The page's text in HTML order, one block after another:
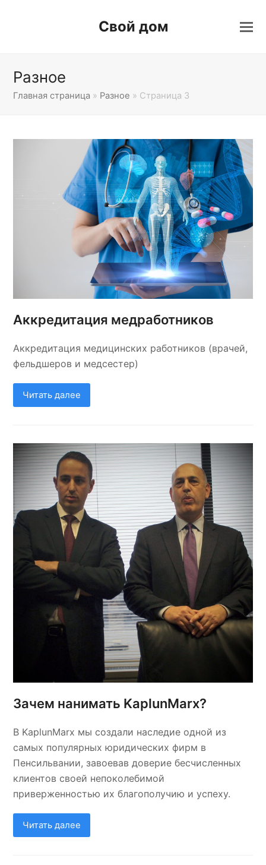
Свой дом
Разное
Главная страница » Разное » Страница 3
Аккредитация медработников
Аккредитация медицинских работников (врачей,
фельдшеров и медсестер)
Читать далее
Зачем нанимать KaplunMarx?
В KaplunMarx мы создали наследие одной из
самых популярных юридических фирм в
Пенсильвании, завоевав доверие бесчисленных
клиентов своей непоколебимой
приверженностью их благополучию и успеху.
Читать далее